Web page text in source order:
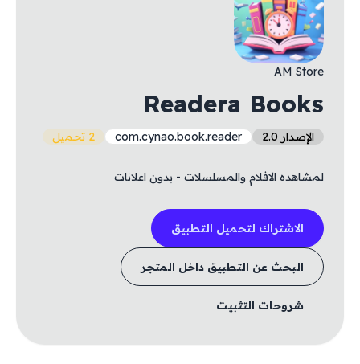
AM Store
Readera Books
الإصدار 2.0 com.cynao.book.reader 2 تحميل
لمشاهده الافلام والمسلسلات - بدون اعلانات
الاشتراك لتحميل التطبيق
البحث عن التطبيق داخل المتجر
شروحات التثبيت